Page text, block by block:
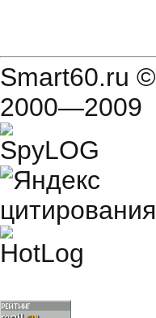
Smart60.ru ©
2000—2009